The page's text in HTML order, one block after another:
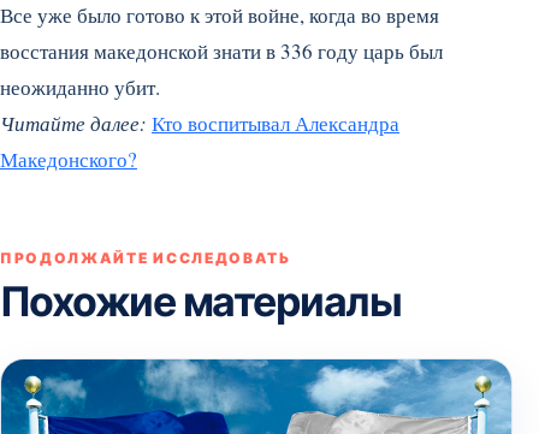
Все уже было готово к этой войне, когда во время
восстания македонской знати в 336 году царь был
неожиданно убит.
Читайте далее: Кто воспитывал Александра
Македонского?
ПРОДОЛЖАЙТЕ ИССЛЕДОВАТЬ
Похожие материалы